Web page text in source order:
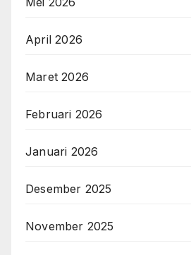
April 2026
Maret 2026
Februari 2026
Januari 2026
Desember 2025
November 2025